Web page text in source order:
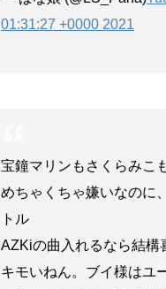
01:31:27 +0000 2021
宝鐘マリンもさくらみこ
めちゃくちゃ嫌いなのに
トル
AZKiの曲入れるなら結構
キモいねん。ブイ様はユ